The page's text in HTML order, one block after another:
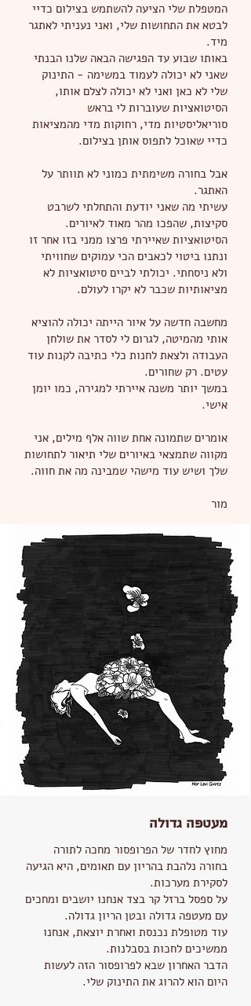
המטפלת שלי הציעה להשתמש בצילום כדיי
לבטא את התחושות שלי, ואני נעניתי לאתגר
מיד.
באותו שבוע עד הפגישה הבאה שלנו הבנתי
שאני לא יכולה לעמוד במשימה - התינוק
שלי לא כאן ואני לא יכולה לצלם אותו,
הסיטואציות שעוברות לי בראש
סוריאליסטיות מדי, רחוקות מדי מהמציאות
כדיי שאוכל לתפוס אותן בצילום.
אבל בחורה משימתית כמוני לא תוותר על
האתגר.
עשיתי מה שאני יודעת והתחלתי לשרבט
סקיצות, שהפכו מהר מאוד לאיורים.
הסיטואציות שאיירתי פרצו ממני בזו אחר זו
ונתנו ביטוי לכאבים הכי עמוקים שחוויתי
ולא ניסחתי. יכולתי לביים סיטואציות לא
מציאותיות שכבר לא יקרו לעולם.
מחשבה חדשה על איור הייתה יכולה להוציא
אותי מהמיטה, לגרום לי לסדר את שולחן
העבודה ולצאת לחנות כלי כתיבה לקנות עוד
עטים. רק שחורים.
במשך יותר משנה איירתי למגירה, כמו יומן
אישי.
אומרים שתמונה אחת שווה אלף מילים, אני
מקווה שתמצאי באיורים שלי תיאור לתחושות
שלך ושיש עוד מישהי שמבינה מה את חווה.
מור
מעטפה גדולה
מחוץ לחדר של הפרופסור מחכה לתורה
בחורה נלהבת בהריון עם תאומים, היא הגיעה
לסקירת מערכות.
על ספסל ברזל קר בצד אנחנו יושבים ומחכים
עם מעטפה גדולה ובטן הריון גדולה.
עוד מטופלת נכנסת ואחרת יוצאת, אנחנו
ממשיכים לחכות בסבלנות.
הדבר האחרון שבא לפרופסור הזה לעשות
היום הוא להרוג את התינוק שלי.